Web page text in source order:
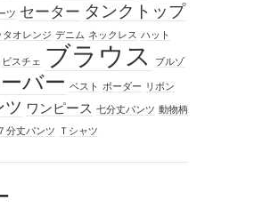
ツ セーター タンクトップ
タオレンジ デニム ネックレス ハット
ビスチェ ブラウス ブルゾ
バー ベスト ボーダー リボン
ツ ワンピース 七分丈パンツ 動物柄
７分丈パンツ Ｔシャツ